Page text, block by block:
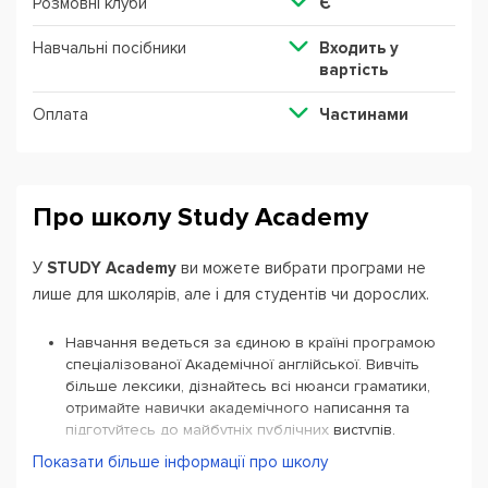
Навчальні посібники
Входить у
вартість
Оплата Частинами
Про школу Study Academy
У STUDY Academy ви можете вибрати програми не
лише для школярів, але і для студентів чи дорослих.
Навчання ведеться за єдиною в країні програмою
спеціалізованої Академічної англійської. Вивчіть
більше лексики, дізнайтесь всі нюанси граматики,
отримайте навички академічного написання та
підготуйтесь до майбутніх публічних виступів.
Показати більше інформації про школу